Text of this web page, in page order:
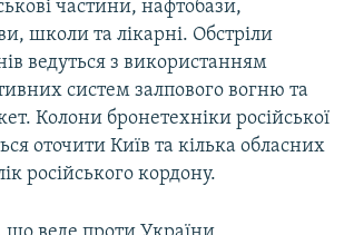
частини, нафтобази,
школи та лікарні. Обстріли
ведуться з використанням
систем залпового вогню та
Колони бронетехніки російської
оточити Київ та кілька обласних
російського кордону.